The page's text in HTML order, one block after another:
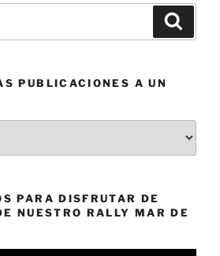
PUBLICACIONES A UN
PARA DISFRUTAR DE
NUESTRO RALLY MAR DE